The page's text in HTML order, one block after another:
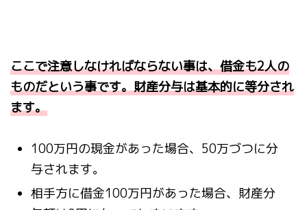
ここで注意しなければならない事は、借金も2人の
ものだという事です。財産分与は基本的に等分され
ます。
100万円の現金があった場合、 50万づつに分
与されます。
相手方に借金100万円があった場合、財産分